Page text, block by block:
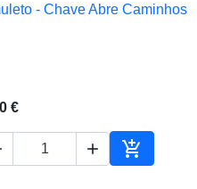
 Vista rápida
- Chave Abre Caminhos
€
 
Adicionar